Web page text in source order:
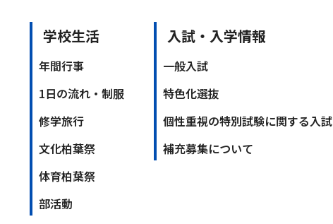
学校生活
年間行事
1日の流れ・制服
修学旅行
文化柏葉祭
体育柏葉祭
部活動
入試・入学情報
一般入試
特色化選抜
個性重視の特別試験に関する入試
補充募集について